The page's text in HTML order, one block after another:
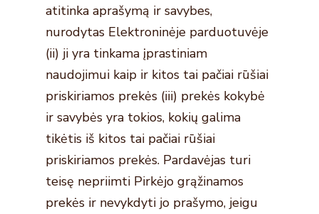
atitinka aprašymą ir savybes,
nurodytas Elektroninėje parduotuvėje
(ii) ji yra tinkama įprastiniam
naudojimui kaip ir kitos tai pačiai rūšiai
priskiriamos prekės (iii) prekės kokybė
ir savybės yra tokios, kokių galima
tikėtis iš kitos tai pačiai rūšiai
priskiriamos prekės. Pardavėjas turi
teisę nepriimti Pirkėjo grąžinamos
prekės ir nevykdyti jo prašymo, jeigu